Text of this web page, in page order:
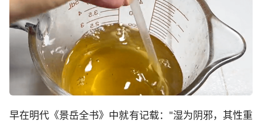
早在明代《景岳全书》中就有记载："湿为阴邪，其性重